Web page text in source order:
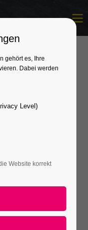
gehört es, Ihre
Dabei werden
Level)
Website korrekt